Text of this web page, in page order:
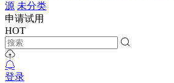
源 未分类
申请试用
HOT
登录